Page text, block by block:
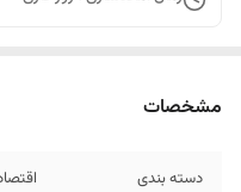
مشخصات
دسته ‌بندی